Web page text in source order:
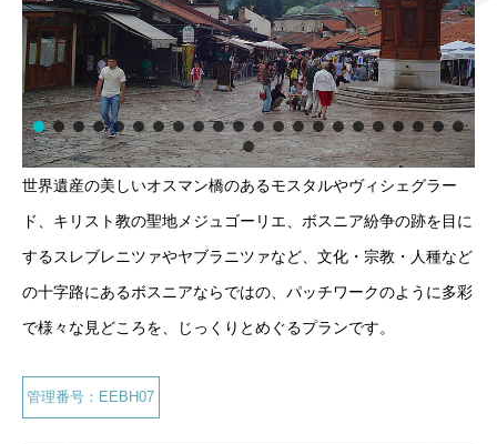
世界遺産の美しいオスマン橋のあるモスタルやヴィシェグラー
ド、キリスト教の聖地メジュゴーリエ、ボスニア紛争の跡を目に
するスレブレニツァやヤブラニツァなど、文化・宗教・人種など
の十字路にあるボスニアならではの、パッチワークのように多彩
で様々な見どころを、じっくりとめぐるプランです。
管理番号：EEBH07